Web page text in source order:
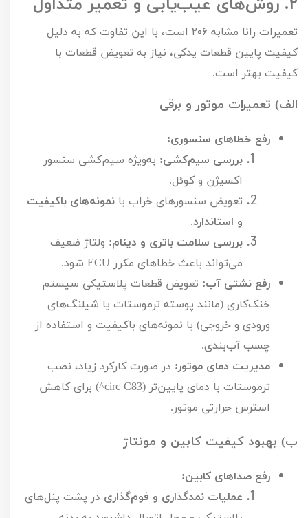
۲. روش‌های عیب‌یابی و تعمیر متداول
تعمیرات رانا مشابه ۲۰۶ است، با این تفاوت که به دلیل
کیفیت پایین قطعات یدکی، نیاز به تعویض قطعات با
کیفیت بهتر است.
الف) تعمیرات موتور و برقی
رفع خطاهای سنسوری:
بررسی سیم‌کشی: به‌ویژه سیم‌کشی سنسور
اکسیژن و کوئل.
تعویض سنسورهای خراب با نمونه‌های باکیفیت
و استاندارد.
بررسی سلامت باتری و دینام: ولتاژ ضعیف
می‌تواند باعث خطاهای مکرر ECU شود.
رفع نشتی آب: تعویض قطعات پلاستیکی سیستم
خنک‌کاری (مانند پوسته ترموستات یا شیلنگ‌های
ورودی و خروجی) با نمونه‌های باکیفیت و استفاده از
چسب آب‌بندی.
مدیریت دمای موتور: در صورت کارکرد زیاد، نصب
ترموستات با دمای پایین‌تر (83
^circ C) برای کاهش
استرس حرارتی موتور.
ب) بهبود کیفیت کابین و مونتاژ
رفع صداهای کابین:
عملیات نمدگذاری و فوم‌گذاری در پشت پنل‌های